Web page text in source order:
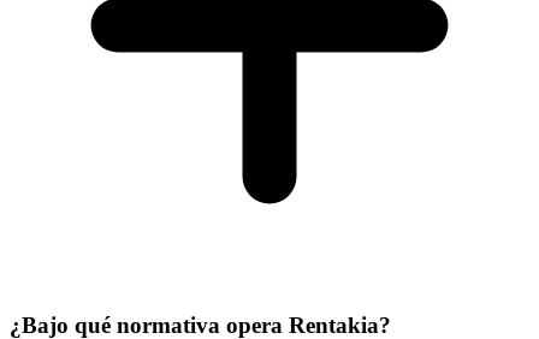
¿Bajo qué normativa opera Rentakia?